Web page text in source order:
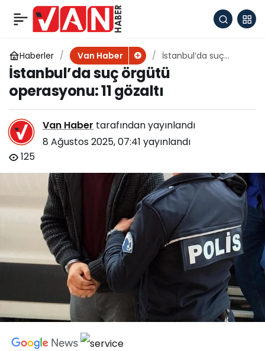
Haberler Van Haber
İstanbul’da suç
örgütü operasyonu: 11
gözaltı
İstanbul’da suç örgütü
operasyonu: 11 gözaltı
Van Haber tarafından yayınlandı
8 Ağustos 2025, 07:41 yayınlandı
125
Akdamar Adası
seferleri yeniden
Paylaş